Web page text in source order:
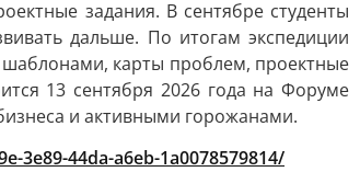
задания. В сентябре студенты
дальше. По итогам экспедиции
шаблонами, карты проблем, проектные
13 сентября 2026 года на Форуме
и активными горожанами.
44da-a6eb-1a0078579814/